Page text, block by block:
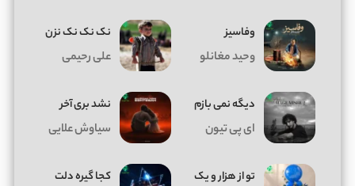
وفاسیز
وحید مغانلو
نک نک نک نزن
علی رحیمی
دیگه نمی بازم
ای پی تیون
نشد بری آخر
سیاوش علایی
تو از هزار و یک کجا گیره دلت